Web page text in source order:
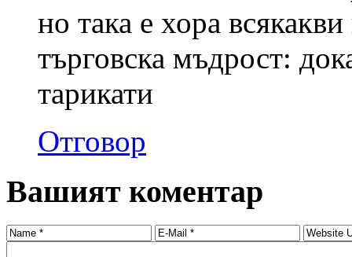
но така е хора
търговска мъдрост:
тарикати
Отговор
Вашият коментар